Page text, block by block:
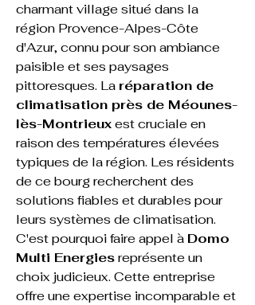
charmant village situé dans la
région Provence-Alpes-Côte
d'Azur, connu pour son ambiance
paisible et ses paysages
pittoresques. La réparation de
climatisation près de Méounes-
lès-Montrieux est cruciale en
raison des températures élevées
typiques de la région. Les résidents
de ce bourg recherchent des
solutions fiables et durables pour
leurs systèmes de climatisation.
C'est pourquoi faire appel à Domo
Multi Energies représente un
choix judicieux. Cette entreprise
offre une expertise incomparable et